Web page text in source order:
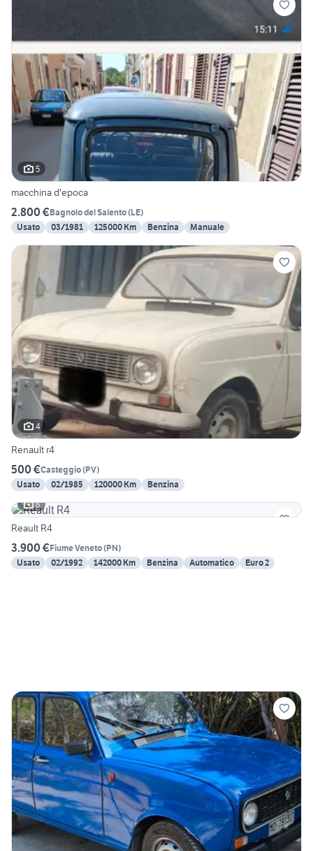
5
macchina d'epoca
2.800 €Bagnolo del Salento(LE)
Usato
03/1981 125000 Km Benzina Manuale
4
Renault r4
500 €Casteggio(PV)
Usato
02/1985 120000 Km
Benzina
6
Reault R4
3.900 €Fiume Veneto(PN)
Usato
02/1992 142000 Km Benzina Automatico Euro 2